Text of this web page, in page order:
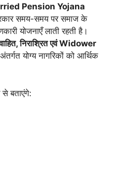
Pension Yojana
समय-समय पर समाज के
योजनाएँ लाती रहती है।
निराश्रित एवं Widower
योग्य नागरिकों को आर्थिक
बताएंगे: